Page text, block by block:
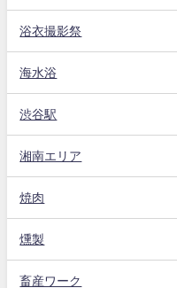
浴衣撮影祭
海水浴
渋谷駅
湘南エリア
焼肉
燻製
畜産ワーク